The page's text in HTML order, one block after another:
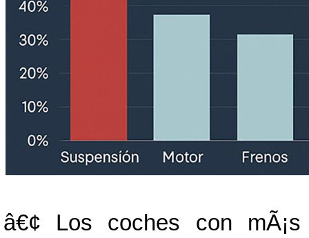
â€¢ Los coches con